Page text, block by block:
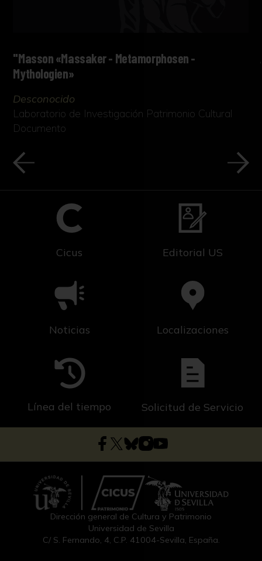
"Masson «Massaker - Metamorphosen -
Mythologien»
Desconocido
Laboratorio de Investigación Patrimonio Cultural
Documento
Cicus Editorial US
Noticias Localizaciones
Línea del tiempo Solicitud de Servicio
Dirección general de Cultura y Patrimonio
Universidad de Sevilla
C/ S. Fernando, 4, C.P. 41004-Sevilla, España.